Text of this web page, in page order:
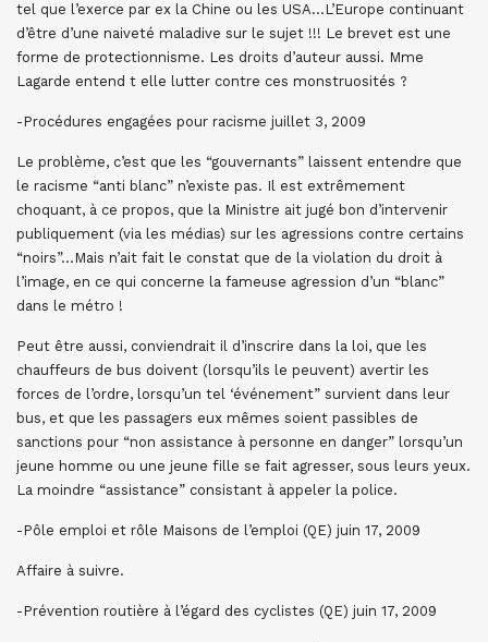
tel que l’exerce par ex la Chine ou les USA…L’Europe continuant
d’être d’une naiveté maladive sur le sujet !!! Le brevet est une
forme de protectionnisme. Les droits d’auteur aussi. Mme
Lagarde entend t elle lutter contre ces monstruosités ?
-Procédures engagées pour racisme juillet 3, 2009
Le problème, c’est que les “gouvernants” laissent entendre que
le racisme “anti blanc” n’existe pas. Il est extrêmement
choquant, à ce propos, que la Ministre ait jugé bon d’intervenir
publiquement (via les médias) sur les agressions contre certains
“noirs”…Mais n’ait fait le constat que de la violation du droit à
l’image, en ce qui concerne la fameuse agression d’un “blanc”
dans le métro !
Peut être aussi, conviendrait il d’inscrire dans la loi, que les
chauffeurs de bus doivent (lorsqu’ils le peuvent) avertir les
forces de l’ordre, lorsqu’un tel ‘événement” survient dans leur
bus, et que les passagers eux mêmes soient passibles de
sanctions pour “non assistance à personne en danger” lorsqu’un
jeune homme ou une jeune fille se fait agresser, sous leurs yeux.
La moindre “assistance” consistant à appeler la police.
-Pôle emploi et rôle Maisons de l’emploi (QE) juin 17, 2009
Affaire à suivre.
-Prévention routière à l’égard des cyclistes (QE) juin 17, 2009